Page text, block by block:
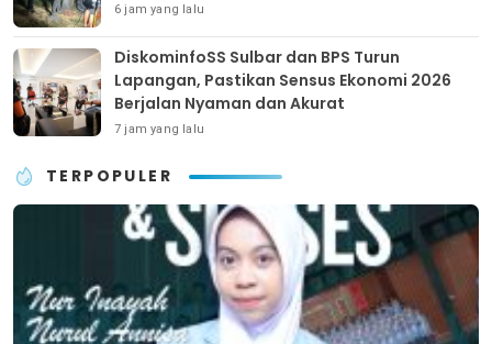
6 jam yang lalu
DiskominfoSS Sulbar dan BPS Turun
Lapangan, Pastikan Sensus Ekonomi 2026
Berjalan Nyaman dan Akurat
7 jam yang lalu
TERPOPULER